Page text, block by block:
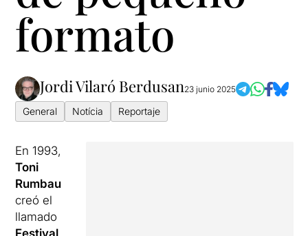
formato
Jordi Vilaró Berdusan23 junio 2025
General Notícia Reportaje
En 1993,
Toni
Rumbau
creó el
llamado
Festival